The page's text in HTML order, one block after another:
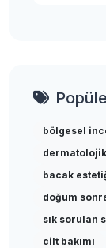
bölgesel
bacak
doğum
sık sorulan
cilt bakımı